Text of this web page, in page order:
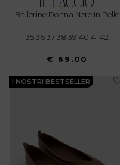
Ballerine Donna Nere In Pelle
35 36 37 38 39 40 41 42
€ 69.00
I NOSTRI BESTSELLER